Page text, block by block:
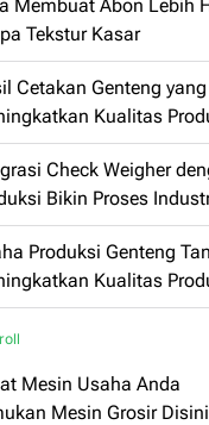
Membuat Abon Lebih
Tekstur Kasar
Cetakan Genteng
Kualitas
Check Weigher
Bikin Proses
Produksi Genteng
Kualitas
Mesin Usaha Anda
Mesin Grosir